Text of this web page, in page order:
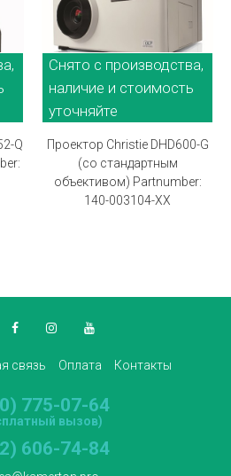
Q
Снято с производства,
наличие и стоимость
уточняйте
Проектор Christie DHD600-G
(со стандартным
объективом) Partnumber:
140-003104-XX
связь Оплата Контакты
775-07-64
вызов)
606-74-84